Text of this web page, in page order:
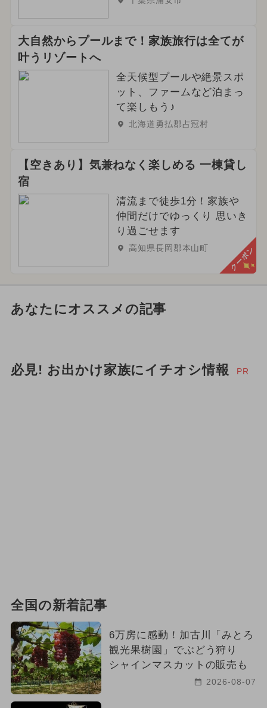
大自然からプールまで！家族旅行は全てが
叶うリゾートへ
全天候型プールや絶景スポ
ット、ファームなど泊まっ
て楽しもう♪
北海道勇払郡占冠村
【空きあり】気兼ねなく楽しめる 一棟貸し
宿
清流まで徒歩1分！家族や
仲間だけでゆっくり 思いき
り過ごせます
高知県長岡郡本山町 クーポン
あなたにオススメの記事
必見! お出かけ家族にイチオシ情報 PR
全国の新着記事
6万房に感動！加古川「みとろ
観光果樹園」でぶどう狩り
シャインマスカットの販売も
2026-08-07